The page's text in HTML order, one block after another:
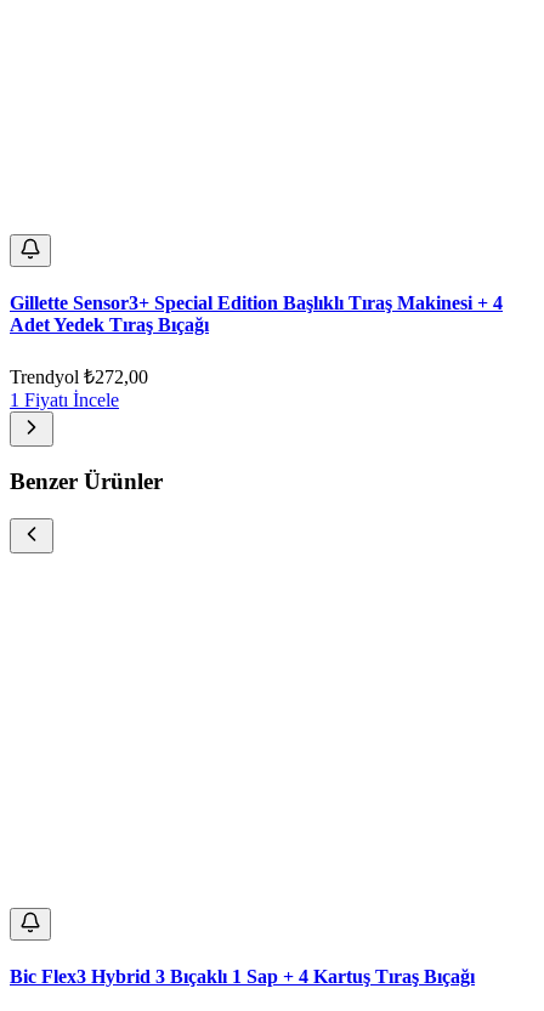
Gillette Sensor3+ Special Edition Başlıklı Tıraş Makinesi + 4
Adet Yedek Tıraş Bıçağı
Trendyol ₺272,00
1 Fiyatı İncele
Benzer Ürünler
Bic Flex3 Hybrid 3 Bıçaklı 1 Sap + 4 Kartuş Tıraş Bıçağı